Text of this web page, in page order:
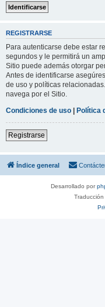
REGISTRARSE
Para autenticarse debe estar
segundos y le permitirá un
Sitio puede además otorgar
Antes de identificarse
de uso y políticas
navega por el Sitio.
Condiciones de uso | Política
Registrarse
Índice general
Desarrollado por